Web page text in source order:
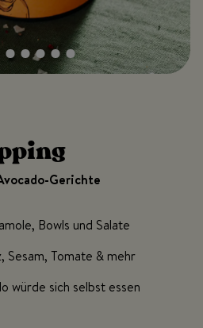
Gerichte
Bowls und Salate
Sesam, Tomate & mehr
würde sich selbst essen